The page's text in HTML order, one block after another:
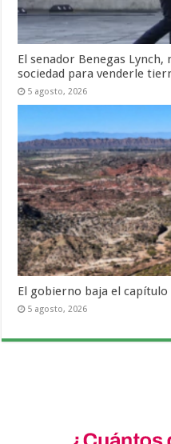
El senador Benegas
sociedad para venderle
5 agosto, 2026
El gobierno baja el
5 agosto, 2026